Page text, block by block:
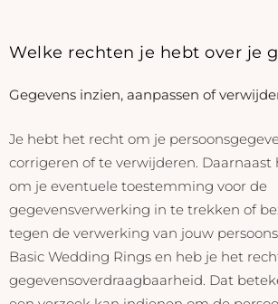
Welke rechten je hebt over je
Gegevens inzien, aanpassen of
Je hebt het recht om je
corrigeren of te verwijderen. Daarnaast
om je eventuele toestemming voor de
gegevensverwerking in te trekken of
tegen de verwerking van jouw
Basic Wedding Rings en heb je het
gegevensoverdraagbaarheid. Dat